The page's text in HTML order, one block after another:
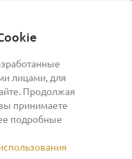
лицами, для
Продолжая
принимаете
подробные